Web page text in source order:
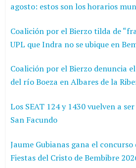
agosto: estos son los horarios
Coalición por el Bierzo tilda de
UPL que Indra no se ubique en
Coalición por el Bierzo denuncia
del río Boeza en Albares de la
Los SEAT 124 y 1430 vuelven a
San Facundo
Jaume Gubianas gana el
Fiestas del Cristo de Bembibre